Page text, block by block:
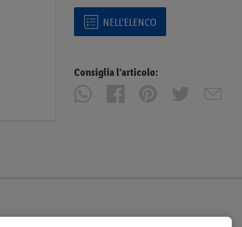
NELL’ELENCO
Consiglia l’articolo: